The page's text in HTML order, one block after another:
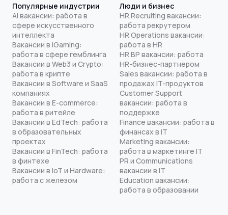
Популярные индустрии
AI вакансии: работа в
сфере искусственного
интеллекта
Вакансии в iGaming:
работа в сфере гемблинга
Вакансии в Web3 и Crypto:
работа в крипте
Вакансии в Software и SaaS
компаниях
Вакансии в E-commerce:
работа в ритейле
Вакансии в EdTech: работа
в образовательных
проектах
Вакансии в FinTech: работа
в финтехе
Вакансии в IoT и Hardware:
работа с железом
Люди и бизнес
HR Recruiting вакансии:
работа рекрутером
HR Operations вакансии:
работа в HR
HR BP вакансии: работа
HR-бизнес-партнером
Sales вакансии: работа в
продажах IT-продуктов
Customer Support
вакансии: работа в
поддержке
Finance вакансии: работа в
финансах в IT
Marketing вакансии:
работа в маркетинге IT
PR и Communications
вакансии в IT
Education вакансии:
работа в образовании